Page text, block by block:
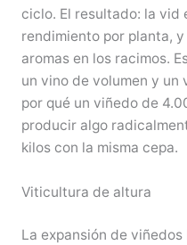
ciclo. El resultado: la vid
rendimiento por planta,
aromas en los racimos.
un vino de volumen y
por qué un viñedo de
producir algo
kilos con la misma cepa.
Viticultura de altura
La expansión de